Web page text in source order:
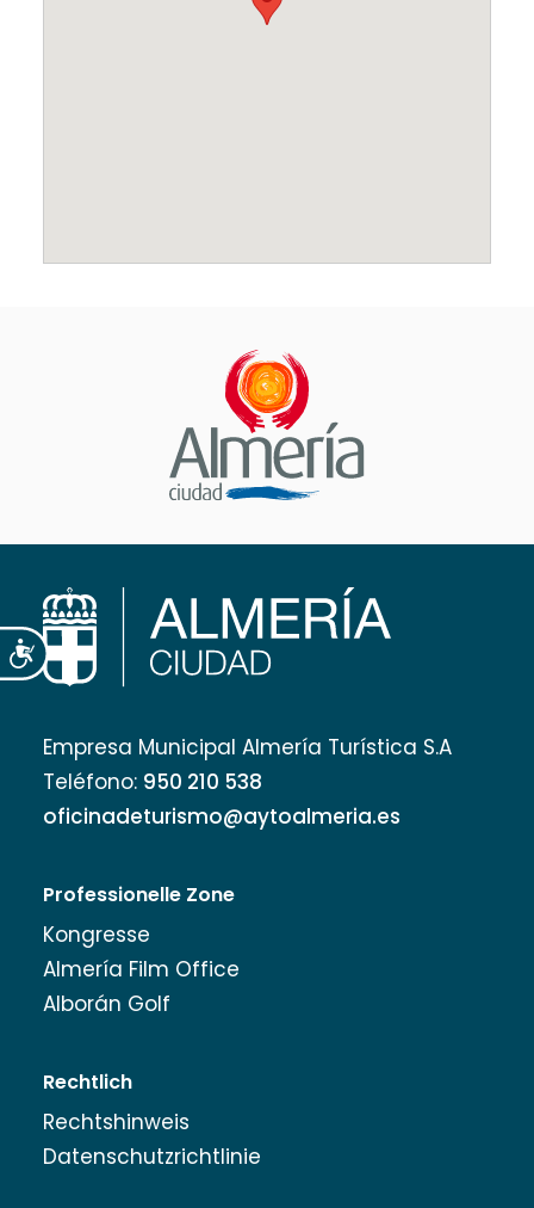
Accesibilidad
Empresa Municipal Almería Turística S.A
Teléfono: 950 210 538
oficinadeturismo@aytoalmeria.es
Professionelle Zone
Kongresse
Almería Film Office
Alborán Golf
Rechtlich
Rechtshinweis
Datenschutzrichtlinie